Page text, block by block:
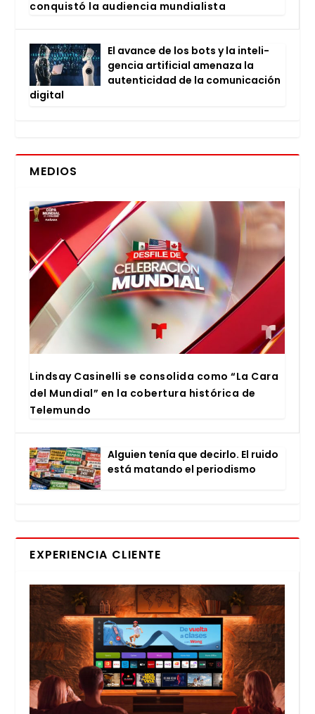
con­quis­tó la audien­cia mun­dia­lis­ta
El avan­ce de los bots y la inte­li­
gen­cia arti­fi­cial ame­na­za la
auten­ti­ci­dad de la comu­ni­ca­ción
digi­tal
MEDIOS
Lind­say Casi­ne­lli se con­so­li­da como “La Cara
del Mun­dial” en la cober­tu­ra his­tó­ri­ca de
Tele­mun­do
Alguien tenía que decir­lo. El rui­do
está matan­do el perio­dis­mo
EXPERIENCIA CLIENTE